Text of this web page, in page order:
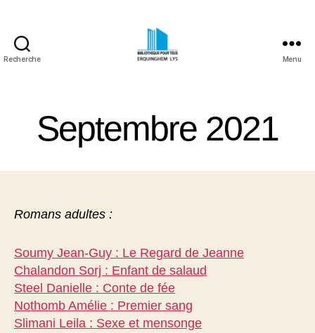
Recherche
Erquinghem
Lys
Menu
Septembre 2021
Romans adultes :
Soumy Jean-Guy : Le Regard de Jeanne
Chalandon Sorj : Enfant de salaud
Steel Danielle : Conte de fée
Nothomb Amélie : Premier sang
Slimani Leila : Sexe et mensonge